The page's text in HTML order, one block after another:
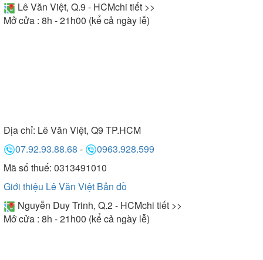
Lê Văn Việt, Q.9 - HCMchi tiết >>
Mở cửa : 8h - 21h00 (kể cả ngày lễ)
Địa chỉ: Lê Văn Việt, Q9 TP.HCM
07.92.93.88.68 -
0963.928.599
Mã số thuế: 0313491010
Giới thiệu Lê Văn Việt Bản đồ
Nguyễn Duy Trinh, Q.2 - HCMchi tiết >>
Mở cửa : 8h - 21h00 (kể cả ngày lễ)